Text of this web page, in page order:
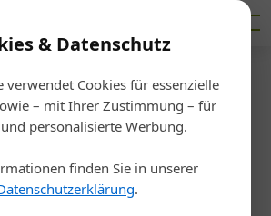
& Datenschutz
verwendet Cookies für essenzielle
– mit Ihrer Zustimmung – für
personalisierte Werbung.
finden Sie in unserer
.
Startseite /Markt
Kooperation besiegelt
Stahl für
Fenster